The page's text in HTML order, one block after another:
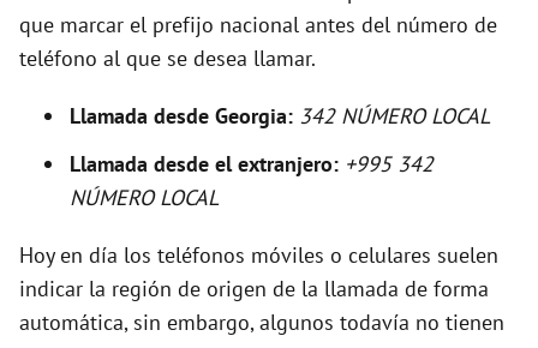
que marcar el prefijo nacional antes del número de
teléfono al que se desea llamar.
Llamada desde Georgia: 342 NÚMERO LOCAL
Llamada desde el extranjero: +995 342
NÚMERO LOCAL
Hoy en día los teléfonos móviles o celulares suelen
indicar la región de origen de la llamada de forma
automática, sin embargo, algunos todavía no tienen